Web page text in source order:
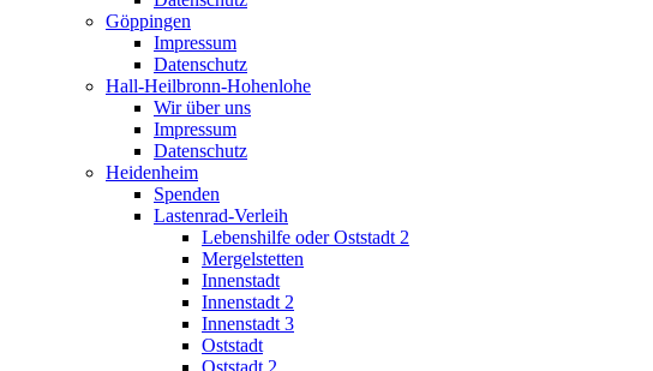
Göppingen
Impressum
Datenschutz
Hall-Heilbronn-Hohenlohe
Wir über uns
Impressum
Datenschutz
Heidenheim
Spenden
Lastenrad-Verleih
Lebenshilfe oder Oststadt 2
Mergelstetten
Innenstadt
Innenstadt 2
Innenstadt 3
Oststadt
Oststadt 2